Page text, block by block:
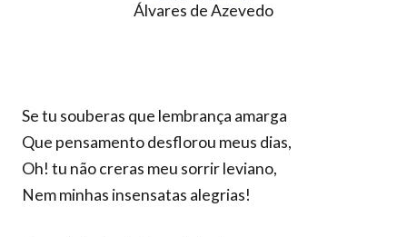
Álvares de Azevedo
Se tu souberas que lembrança amarga
Que pensamento desflorou meus dias,
Oh! tu não creras meu sorrir leviano,
Nem minhas insensatas alegrias!